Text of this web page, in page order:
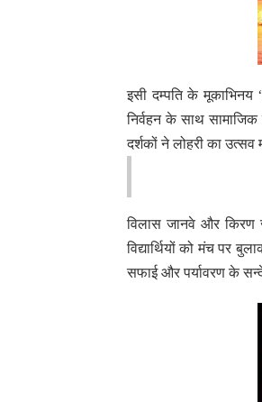
इसी दम्पति के
निर्वहन के साथ
दर्शकों ने लोहरी का उत्सव
विलास जानवे और किरण
विद्यार्थियों को मंच पर
सफाई और पर्यावरण के